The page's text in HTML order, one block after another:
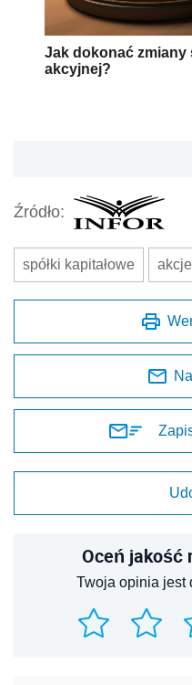
Jak dokonać zmiany
akcyjnej?
Źródło:
spółki kapitałowe akcje
Oceń jakość
Twoja opinia jest